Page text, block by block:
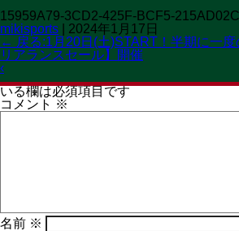
OPEN 11:00→19:30
CLOSED 火曜日
15959A79-3CD2-425F-BCF5-
mikisports
2024年1月17日
← 戻る:1月20日(土)START！半期に一
リアランスセール】開催
‹
コメントを残す
メールアドレスが公開されることはあり
いる欄は必須項目です
コメント ※
名前 ※